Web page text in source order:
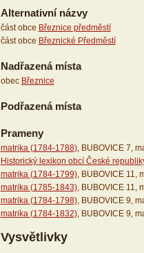
Alternativní názvy
část obce Březnice předměstí
část obce Březnické Předměstí
Nadřazená místa
obec Březnice
Podřazená místa
Prameny
matrika (1784-1788), BUBOVICE 7,
Historický lexikon obcí České
matrika (1784-1799), BUBOVICE 11,
matrika (1785-1843), BUBOVICE 11,
matrika (1784-1798), BUBOVICE 9,
matrika (1784-1832), BUBOVICE 9,
Vysvětlivky